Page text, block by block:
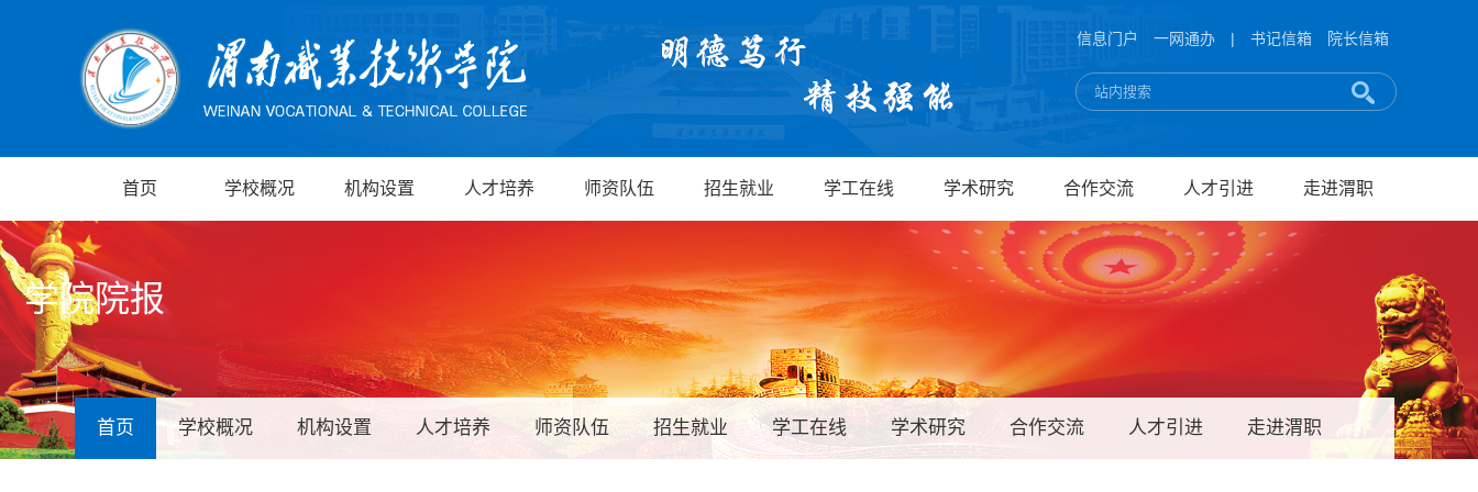
信息门户 一网通办 | 书记信箱 院长信箱
首页 学校概况 机构设置 人才培养 师资队伍 招生就业 学工在线 学术研究 合作交流 人才引进 走进渭职
学院院报
首页 学校概况 机构设置 人才培养 师资队伍 招生就业 学工在线 学术研究 合作交流 人才引进 走进渭职